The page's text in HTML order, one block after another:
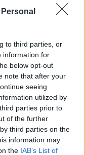
to third parties, or
information for
below opt-out
note that after your
seeing
utilized by
parties prior to
of the further
third parties on the
information may
the IAB’s List of